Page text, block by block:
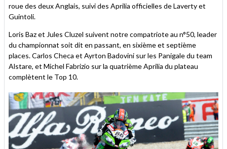
roue des deux Anglais, suivi des Aprilia officielles de Laverty et
Guintoli.
Loris Baz et Jules Cluzel suivent notre compatriote au n°50, leader
du championnat soit dit en passant, en sixième et septième
places. Carlos Checa et Ayrton Badovini sur les Panigale du team
Alstare, et Michel Fabrizio sur la quatrième Aprilia du plateau
complètent le Top 10.